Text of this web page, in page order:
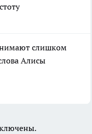
слишком
Алисы